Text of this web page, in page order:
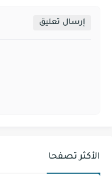
إرسال تعليق
الأكثر تصفحا